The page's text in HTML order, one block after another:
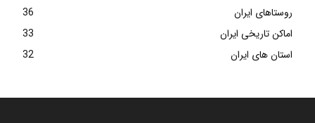
روستاهای ایران
36
اماکن تاریخی ایران
33
استان های ایران
32